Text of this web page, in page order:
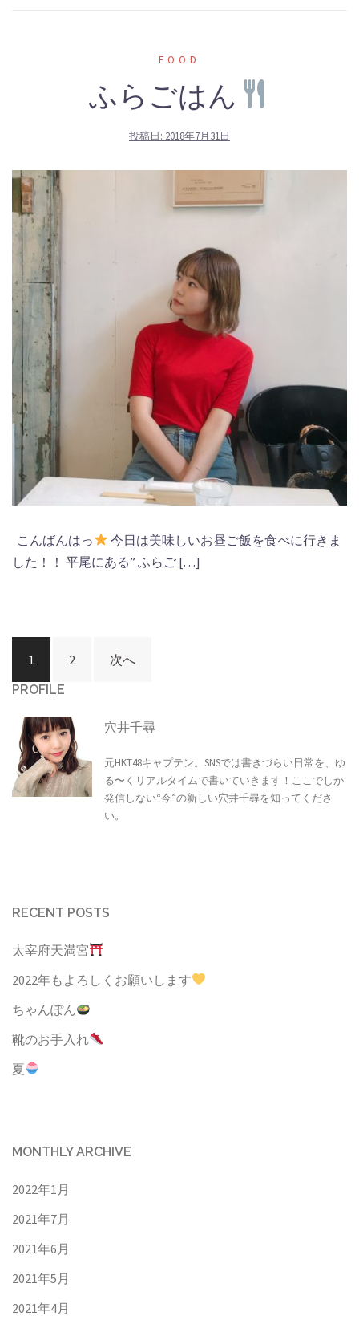
FOOD
ふらごはん
投稿日: 2018年7月31日
こんばんはっ
今日は美味しいお昼ご飯を食べに行きま
した！！ 平尾にある” ふらご […]
投
稿
ビ
ゲ
ー
シ
1 2 次へ
PROFILE
穴井千尋
元HKT48キャプテン。SNSでは書きづらい日常を、ゆ
る〜くリアルタイムで書いていきます！ここでしか
発信しない“今”の新しい穴井千尋を知ってくださ
い。
RECENT POSTS
太宰府天満宮
2022年もよろしくお願いします
ちゃんぽん
靴のお手入れ
夏
MONTHLY ARCHIVE
2022年1月
2021年7月
2021年6月
2021年5月
2021年4月